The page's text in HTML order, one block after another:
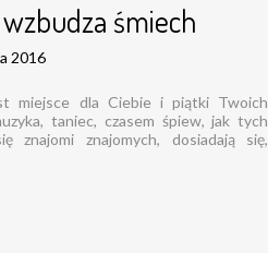
śmiech
2016
miejsce dla Ciebie i piątki Twoich
taniec, czasem śpiew, jak tych
znajomi znajomych, dosiadają się,